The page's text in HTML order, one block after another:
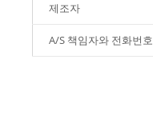
제조자
A/S 책임자와 전화번호